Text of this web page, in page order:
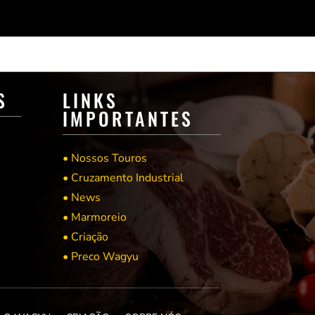
LINKS
IMPORTANTES
• Nossos Touros
• Cruzamento Industrial
• News
• Marmoreio
• Criação
• Preco Wagyu